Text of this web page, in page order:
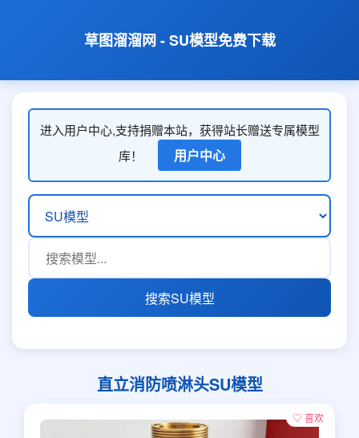
草图溜溜网 - SU模型免费下载
进入用户中心,支持捐赠本站，获得站长赠送专属模型
库！
用户中心
搜索SU模型
直立消防喷淋头SU模型
♡ 喜欢